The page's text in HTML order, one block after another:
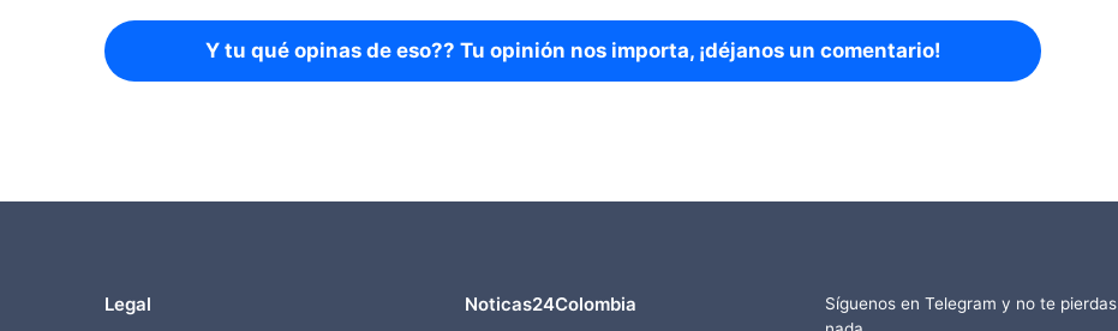
Y tu qué opinas de eso?? Tu opinión nos importa, ¡déjanos un comentario!
Legal Noticas24Colombia
Síguenos en Telegram y no te pierdas